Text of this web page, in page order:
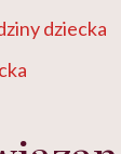
dziecka